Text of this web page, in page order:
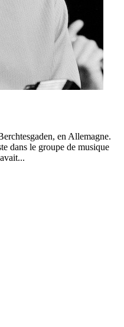
en Allemagne.
dans le groupe de musique